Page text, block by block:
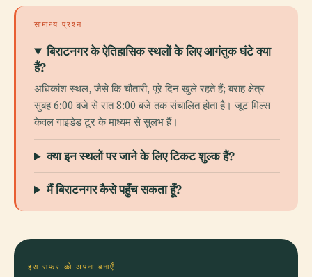
सामान्य प्रश्न
बिराटनगर के ऐतिहासिक स्थलों के लिए आगंतुक घंटे क्या
हैं?
अधिकांश स्थल, जैसे कि चौतारी, पूरे दिन खुले रहते हैं; बराह क्षेत्र
सुबह 6:00 बजे से रात 8:00 बजे तक संचालित होता है। जूट मिल्स
केवल गाइडेड टूर के माध्यम से सुलभ हैं।
क्या इन स्थलों पर जाने के लिए टिकट शुल्क हैं?
मैं बिराटनगर कैसे पहुँच सकता हूँ?
इस सफर को अपना बनाएँ